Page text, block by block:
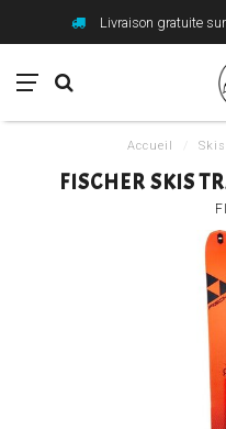
Livraison gratuite
Accueil
FISCHER SKIS